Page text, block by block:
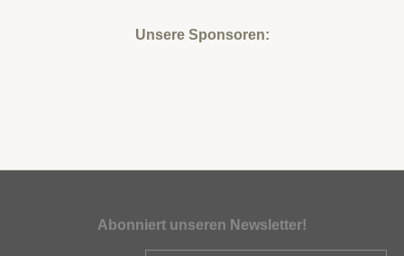
Unsere Sponsoren:
Abonniert unseren Newsletter!